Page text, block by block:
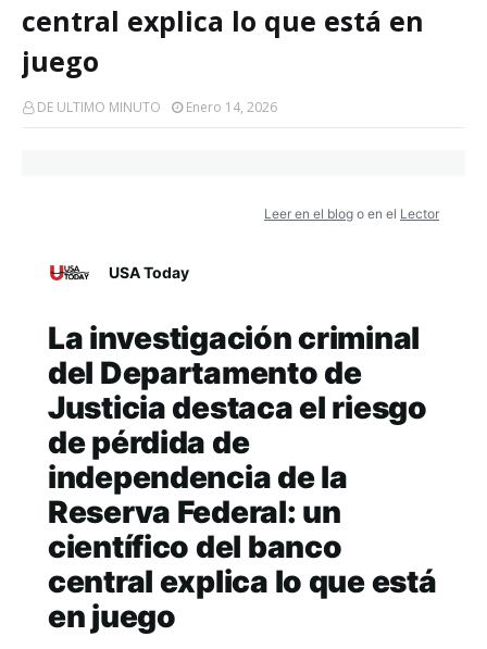
central explica lo que está en
juego
DE ULTIMO MINUTO Enero 14, 2026
Leer en el blog o en el Lector
USA Today
La investigación criminal
del Departamento de
Justicia destaca el riesgo
de pérdida de
independencia de la
Reserva Federal: un
científico del banco
central explica lo que está
en juego